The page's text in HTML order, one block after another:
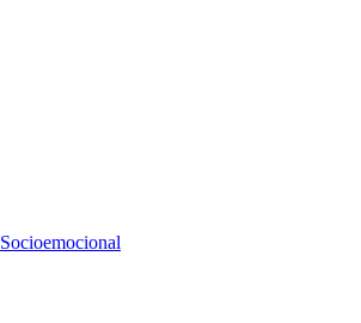
Socioemocional